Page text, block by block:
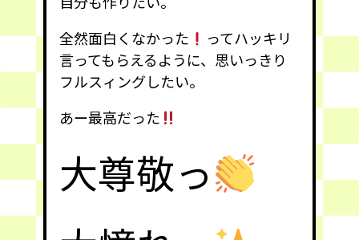
全然面白くなかった
ってハッキリ
言ってもらえるように、思いっきり
フルスィングしたい。
あー最高だった
大尊敬っ